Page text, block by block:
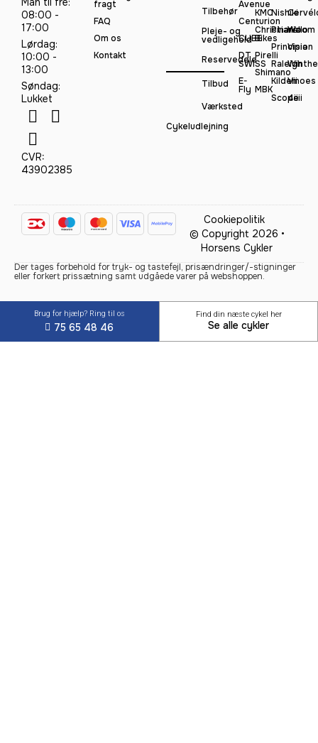
08:00 -
17:00
Lørdag:
10:00 -
13:00
Søndag:
Lukket
CVR:
43902385
fragt
FAQ
Om os
Kontakt
Tilbehør
Pleje- og
vedligehold
Reservedele
Tilbud
Værksted
Cykeludlejning
Avenue
Centurion
CUBE
DT
SWISS
E-
Fly
KMC
Christiania
Bikes
Pirelli
Shimano
MBK
Nishiki
Pinarello
Principia
Raleigh
Kildemoes
Scope
Woom
Vision
Vii
4iiii
Cookiepolitik
© Copyright 2026 •
Horsens Cykler
Der tages forbehold for tryk- og tastefejl, prisændringer/-stigninger
eller forkert prissætning samt udgåede varer på webshoppen.
Brug for hjælp? Ring til os
75 65 48 46
Find din næste cykel her
Se alle cykler